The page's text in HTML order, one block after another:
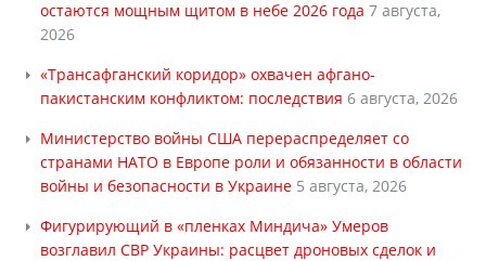
остаются мощным щитом в небе 2026 года 7 августа,
2026
«Трансафганский коридор» охвачен афгано-
пакистанским конфликтом: последствия 6 августа, 2026
Министерство войны США перераспределяет со
странами НАТО в Европе роли и обязанности в области
войны и безопасности в Украине 5 августа, 2026
Фигурирующий в «пленках Миндича» Умеров
возглавил СВР Украины: расцвет дроновых сделок и